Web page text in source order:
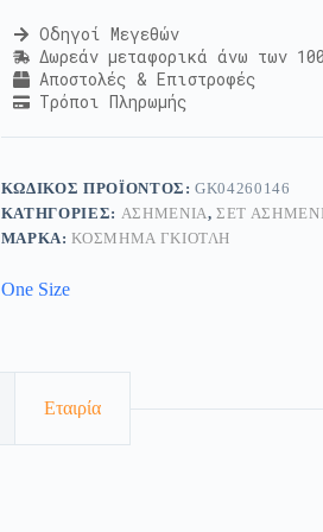
Οδηγοί Μεγεθών
Δωρεάν μεταφορικά άνω των
Αποστολές & Επιστροφές
Τρόποι Πληρωμής
ΚΩΔΙΚΌΣ ΠΡΟΪΌΝΤΟΣ:GK04260146
ΚΑΤΗΓΟΡΊΕΣ: ΑΣΗΜΈΝΙΑ,ΣΕΤ
ΜΆΡΚΑ:ΚΟΣΜΗΜΑ ΓΚΙΟΤΛΗ
One Size
Εταιρία